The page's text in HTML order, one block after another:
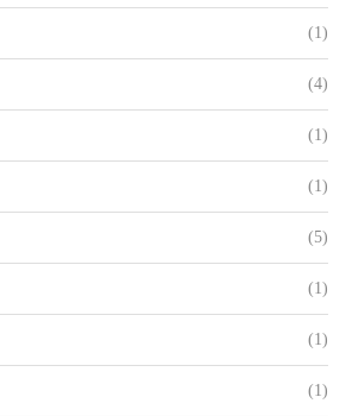
(1)
(4)
(1)
(1)
(5)
(1)
(1)
(1)